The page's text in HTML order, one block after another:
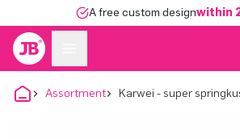
A free custom designwithin
Assortment Karwei - super